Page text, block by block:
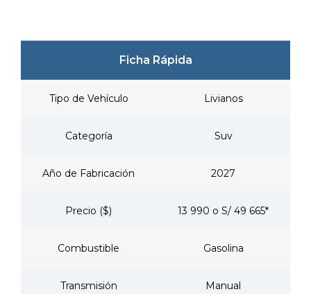
Ficha Rápida
Tipo de Vehículo Livianos
Categoría Suv
Año de Fabricación 2027
Precio ($) 13 990 o S/ 49 665*
Combustible Gasolina
Transmisión Manual